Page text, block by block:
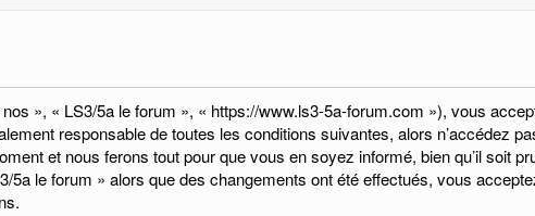
», « LS3/5a le forum », « https://www.ls3-5a-forum.com »), vous
responsable de toutes les conditions suivantes, alors n’accédez
et nous ferons tout pour que vous en soyez informé, bien qu’il soit
le forum » alors que des changements ont été effectués, vous